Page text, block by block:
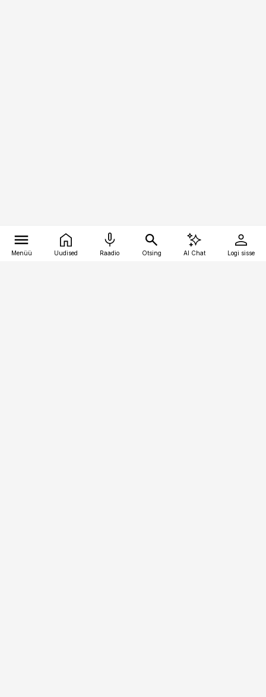
Menüü Uudised Raadio Otsing AI Chat Logi sisse